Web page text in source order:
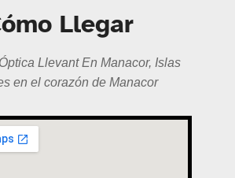
Llegar
Llevant En Manacor, Islas
en el corazón de Manacor